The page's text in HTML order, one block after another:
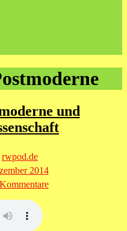
und
rwpod.de
2014
zu
Folge